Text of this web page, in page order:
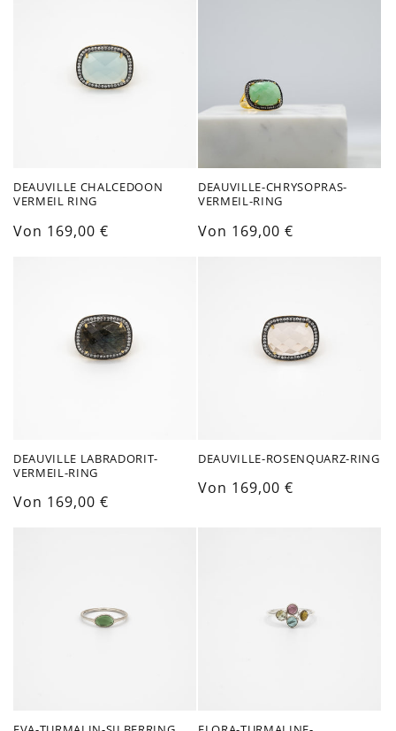
DEAUVILLE CHALCEDOON
VERMEIL RING
Normaler
Von 169,00 €
DEAUVILLE-CHRYSOPRAS-
VERMEIL-RING
Normaler
Von 169,00 €
DEAUVILLE LABRADORIT-
VERMEIL-RING
Normaler
Von 169,00 €
DEAUVILLE-ROSENQUARZ-RING
Normaler
Von 169,00 €